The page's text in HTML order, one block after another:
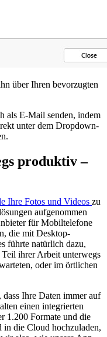
über Ihren bevorzugten
als E-Mail senden, indem
unter dem Dropdown-
produktiv –
Ihre Fotos und Videos zu
aufgenommen
für Mobiltelefone
die mit Desktop-
führte natürlich dazu,
Teil ihrer Arbeit unterwegs
oder im örtlichen
Ihre Daten immer auf
einen integrierten
1.200 Formate und die
die Cloud hochzuladen,